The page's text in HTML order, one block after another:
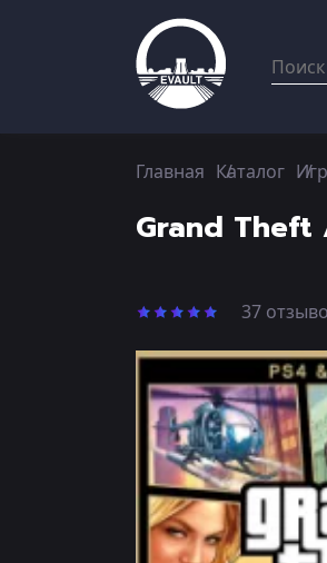
Главная Каталог
Grand Theft
37